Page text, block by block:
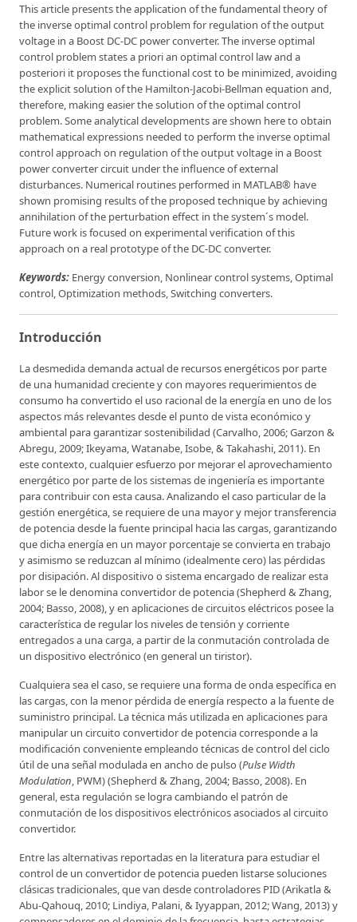
This article presents the application of the fundamental theory of
the inverse optimal control problem for regulation of the output
voltage in a Boost DC-DC power converter. The inverse optimal
control problem states a priori an optimal control law and a
posteriori it proposes the functional cost to be minimized, avoiding
the explicit solution of the Hamilton-Jacobi-Bellman equation and,
therefore, making easier the solution of the optimal control
problem. Some analytical developments are shown here to obtain
mathematical expressions needed to perform the inverse optimal
control approach on regulation of the output voltage in a Boost
power converter circuit under the influence of external
disturbances. Numerical routines performed in MATLAB® have
shown promising results of the proposed technique by achieving
annihilation of the perturbation effect in the system´s model.
Future work is focused on experimental verification of this
approach on a real prototype of the DC-DC converter.
Keywords: Energy conversion, Nonlinear control systems, Optimal
control, Optimization methods, Switching converters.
Introducción
La desmedida demanda actual de recursos energéticos por parte
de una humanidad creciente y con mayores requerimientos de
consumo ha convertido el uso racional de la energía en uno de los
aspectos más relevantes desde el punto de vista económico y
ambiental para garantizar sostenibilidad (Carvalho, 2006; Garzon &
Abregu, 2009; Ikeyama, Watanabe, Isobe, & Takahashi, 2011). En
este contexto, cualquier esfuerzo por mejorar el aprovechamiento
energético por parte de los sistemas de ingeniería es importante
para contribuir con esta causa. Analizando el caso particular de la
gestión energética, se requiere de una mayor y mejor transferencia
de potencia desde la fuente principal hacia las cargas, garantizando
que dicha energía en un mayor porcentaje se convierta en trabajo
y asimismo se reduzcan al mínimo (idealmente cero) las pérdidas
por disipación. Al dispositivo o sistema encargado de realizar esta
labor se le denomina convertidor de potencia (Shepherd & Zhang,
2004; Basso, 2008), y en aplicaciones de circuitos eléctricos posee la
característica de regular los niveles de tensión y corriente
entregados a una carga, a partir de la conmutación controlada de
un dispositivo electrónico (en general un tiristor).
Cualquiera sea el caso, se requiere una forma de onda específica en
las cargas, con la menor pérdida de energía respecto a la fuente de
suministro principal. La técnica más utilizada en aplicaciones para
manipular un circuito convertidor de potencia corresponde a la
modificación conveniente empleando técnicas de control del ciclo
útil de una señal modulada en ancho de pulso (Pulse Width
Modulation, PWM) (Shepherd & Zhang, 2004; Basso, 2008). En
general, esta regulación se logra cambiando el patrón de
conmutación de los dispositivos electrónicos asociados al circuito
convertidor.
Entre las alternativas reportadas en la literatura para estudiar el
control de un convertidor de potencia pueden listarse soluciones
clásicas tradicionales, que van desde controladores PID (Arikatla &
Abu-Qahouq, 2010; Lindiya, Palani, & Iyyappan, 2012; Wang, 2013) y